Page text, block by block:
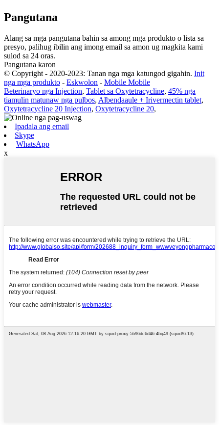
Pangutana
Alang sa mga pangutana bahin sa among mga produkto o lista sa
presyo, palihug ibilin ang imong email sa amon ug magkita kami
sulod sa 24 oras.
Pangutana karon
© Copyright - 2020-2023: Tanan nga mga katungod gigahin. Init
nga mga produkto - Eskwolon - Mobile Mobile
Beterinaryo nga Injection, Tablet sa Oxytetracycline, 45% nga
tiamulin matunaw nga pulbos, Albendaaule + Irivermectin tablet,
Oxytetracycline 20 Injection, Oxytetracycline 20,
Ipadala ang email
Skype
WhatsApp
x